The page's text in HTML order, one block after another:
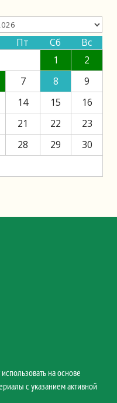
Пт Сб
Вс
1
2
7 8
9
14 15
16
21 22
23
28 29
30
на основе
с указанием активной